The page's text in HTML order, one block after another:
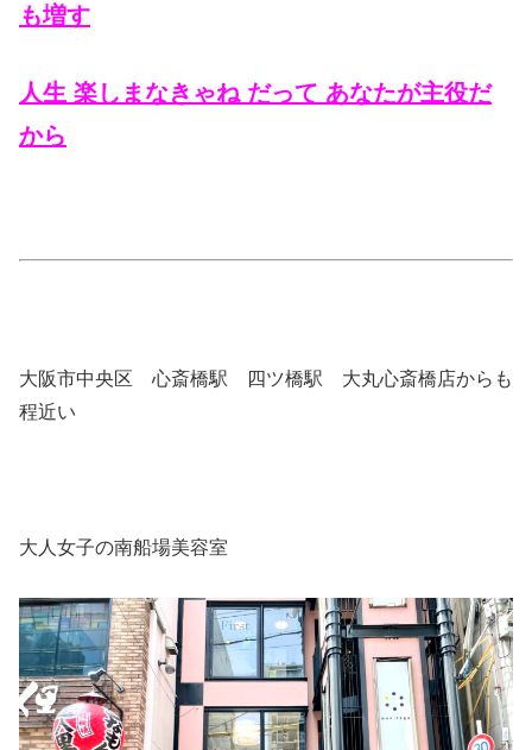
も増す
人生 楽しまなきゃね だって あなたが主役だ
から
大阪市中央区 心斎橋駅 四ツ橋駅 大丸心斎橋店からも
程近い
大人女子の南船場美容室